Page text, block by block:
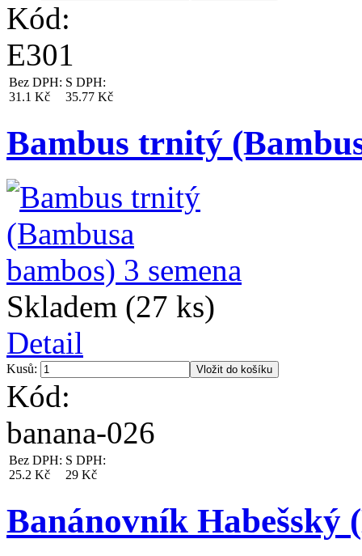
Kód:
E301
Bez DPH:
31.1 Kč
S DPH:
35.77 Kč
Bambus trnitý
Skladem (27 ks)
Detail
Kusů:
Kód:
banana-026
Bez DPH:
25.2 Kč
S DPH:
29 Kč
Banánovník Habešský